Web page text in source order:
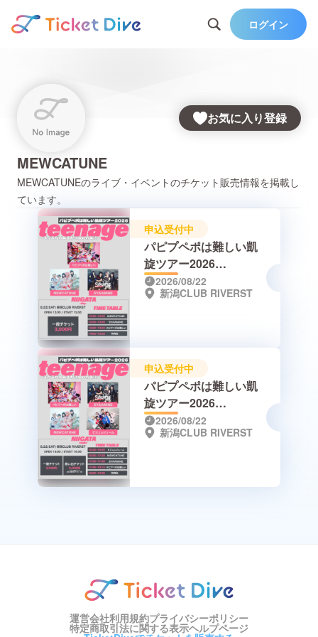
ログイン
お気に入り登録
MEWCATUNE
MEWCATUNEのライブ・イベントのチケット販売情報を掲載し
ています。
申込受付中
パピプペポは難しい凱
旋ツアー2026
「teenage~まだまだお
年玉が欲しいお年頃~」
2026/08/22
新潟CLUB RIVERST
申込受付中
パピプペポは難しい凱
旋ツアー2026
「teenage~まだまだお
年玉が欲しいお年頃~」
2026/08/22
新潟CLUB RIVERST
運営会社利用規約プライバシーポリシー
特定商取引法に関する表示ヘルプページ